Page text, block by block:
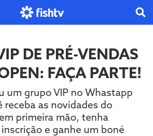
DE PRÉ-VENDAS
FAÇA PARTE!
um grupo VIP no Whastapp
receba as novidades do
primeira mão, tenha
e ganhe um boné